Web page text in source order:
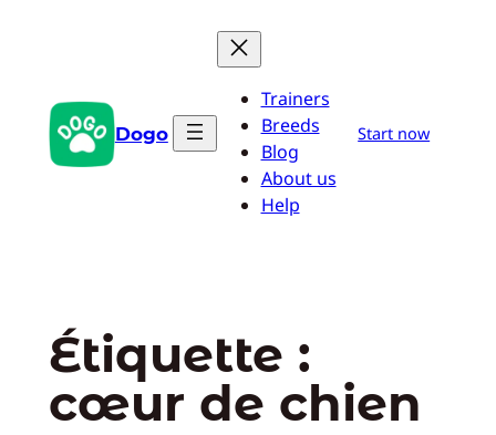
Dogo
Trainers
Breeds
Blog
About us
Help
Start now
Étiquette :
cœur de chien